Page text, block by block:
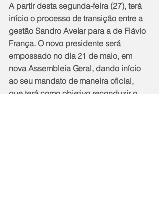
A partir desta segunda-feira (27), terá
início o processo de transição entre a
gestão Sandro Avelar para a de Flávio
França. O novo presidente será
empossado no dia 21 de maio, em
nova Assembleia Geral, dando início
ao seu mandato de maneira oficial,
que terá como objetivo reconduzir o